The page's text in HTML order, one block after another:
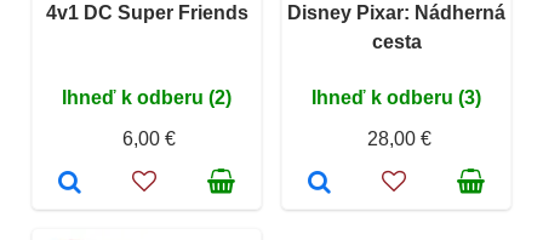
4v1 DC Super Friends
Ihneď k odberu (2)
6,00 €
Disney Pixar: Nádherná
cesta
Ihneď k odberu (3)
28,00 €